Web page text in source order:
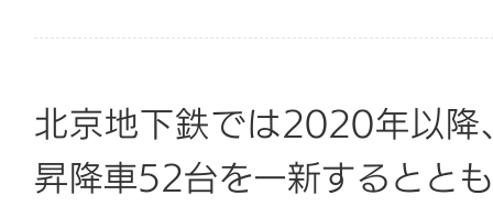
北京地下鉄では2020年以
昇降車52台を一新するとと